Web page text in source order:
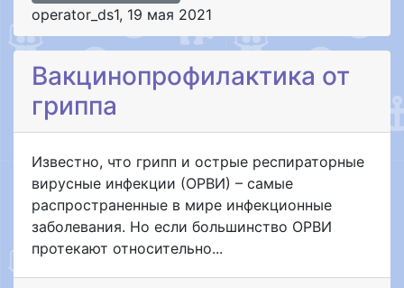
operator_ds1, 19 мая 2021
Вакцинопрофилактика от
гриппа
Известно, что грипп и острые респираторные
вирусные инфекции (ОРВИ) – самые
распространенные в мире инфекционные
заболевания. Но если большинство ОРВИ
протекают относительно...